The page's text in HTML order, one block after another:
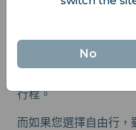
在做決定前，請仔細
行程。
而如果您選擇自由行，
No